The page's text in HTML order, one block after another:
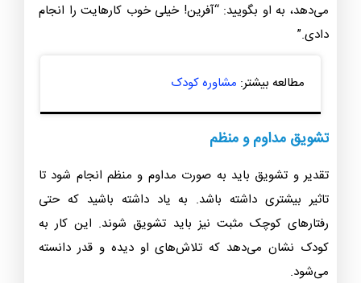
می‌دهد، به او بگویید: “آفرین! خیلی خوب کارهایت را انجام
دادی.”
مطالعه بیشتر: مشاوره کودک
تشویق مداوم و منظم
تقدیر و تشویق باید به صورت مداوم و منظم انجام شود تا
تاثیر بیشتری داشته باشد. به یاد داشته باشید که حتی
رفتارهای کوچک مثبت نیز باید تشویق شوند. این کار به
کودک نشان می‌دهد که تلاش‌های او دیده و قدر دانسته
می‌شود.